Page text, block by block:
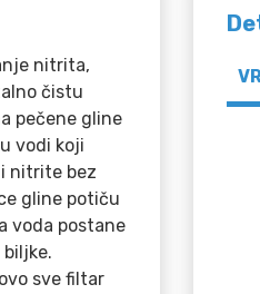
nitrita,
čistu
pečene gline
vodi koji
nitrite bez
gline potiču
voda postane
sve filtar